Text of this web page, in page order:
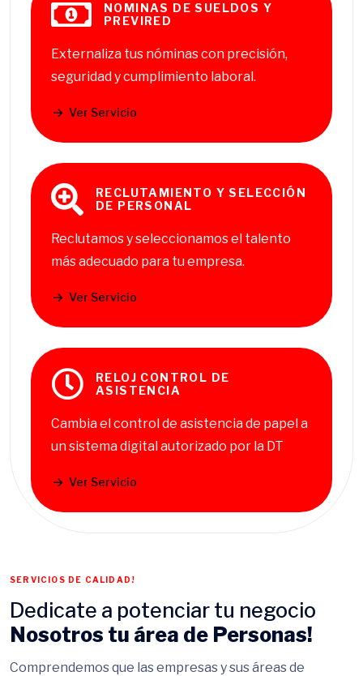
NOMINAS DE SUELDOS Y
PREVIRED
Externaliza tus nóminas con precisión,
seguridad y cumplimiento laboral.
Ver Servicio
RECLUTAMIENTO Y SELECCIÓN
DE PERSONAL
Reclutamos y seleccionamos el talento
más adecuado para tu empresa.
Ver Servicio
RELOJ CONTROL DE
ASISTENCIA
Cambia el control de asistencia de papel a
un sistema digital autorizado por la DT
Ver Servicio
SERVICIOS DE CALIDAD!
Dedicate a potenciar tu negocio
Nosotros tu área de Personas!
Comprendemos que las empresas y sus áreas de